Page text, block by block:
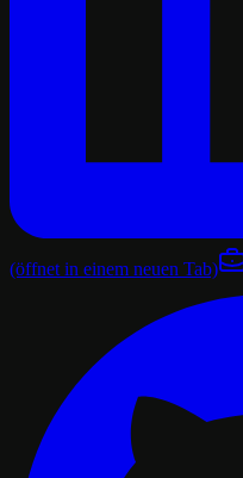
(öffnet in einem neuen Tab)